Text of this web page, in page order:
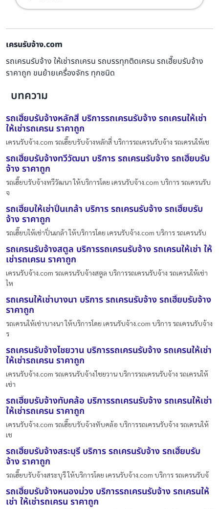
เครนรับจ้าง.com
รถเครนรับจ้าง ให้เช่ารถเครน รถบรรทุกติดเครน รถเฮี๊ยบรับจ้าง
ราคาถูก ขนย้ายเครื่องจักร ทุกชนิด
บทความ
รถเฮี๊ยบรับจ้างหลักสี่ บริการรถเครนรับจ้าง รถเครนให้เช่า
ให้เช่ารถเครน ราคาถูก
เครนรับจ้าง.com รถเฮี๊ยบรับจ้างหลักสี่ บริการรถเครนรับจ้าง รถเครนให้เช
รถเฮี๊ยบรับจ้างทวีวัฒนา บริการ รถเครนรับจ้าง รถเฮี๊ยบรับ
จ้าง ราคาถูก
รถเฮี๊ยบรับจ้างทวีวัฒนา ให้บริการโดย เครนรับจ้าง.com บริการ รถเครนรับ
จ
รถเฮี๊ยบให้เช่าปิ่นเกล้า บริการ รถเครนรับจ้าง รถเฮี๊ยบรับ
จ้าง ราคาถูก
รถเฮี๊ยบให้เช่าปิ่นเกล้า ให้บริการโดย เครนรับจ้าง.com บริการ รถเครนรับ
รถเครนรับจ้างสตูล บริการรถเครนรับจ้าง รถเครนให้เช่า ให้
เช่ารถเครน ราคาถูก
เครนรับจ้าง.com รถเครนรับจ้างสตูล บริการรถเครนรับจ้าง รถเครนให้เช่า
ให
รถเครนให้เช่าบางนา บริการ รถเครนรับจ้าง รถเฮี๊ยบรับจ้าง
ราคาถูก
รถเครนให้เช่าบางนา ให้บริการโดย เครนรับจ้าง.com บริการ รถเครนรับจ้าง
ร
รถเครนรับจ้างไชยวาน บริการรถเครนรับจ้าง รถเครนให้เช่า
ให้เช่ารถเครน ราคาถูก
เครนรับจ้าง.com รถเครนรับจ้างไชยวาน บริการรถเครนรับจ้าง รถเครนให้
เช่า
รถเฮี๊ยบรับจ้างทับคล้อ บริการรถเครนรับจ้าง รถเครนให้เช่า
ให้เช่ารถเครน ราคาถูก
เครนรับจ้าง.com รถเฮี๊ยบรับจ้างทับคล้อ บริการรถเครนรับจ้าง รถเครนให้
เช
รถเฮี๊ยบรับจ้างสระบุรี บริการ รถเครนรับจ้าง รถเฮี๊ยบรับ
จ้าง ราคาถูก
รถเฮี๊ยบรับจ้างสระบุรี ให้บริการโดย เครนรับจ้าง.com บริการ รถเครนรับจ้
รถเฮี๊ยบรับจ้างหนองม่วง บริการรถเครนรับจ้าง รถเครนให้
เช่า ให้เช่ารถเครน ราคาถูก